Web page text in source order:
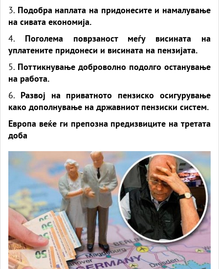
3. Подобра наплата на придонесите и намалување
на сивата економија.
4. Поголема поврзаност меѓу висината на
уплатените придонеси и висината на пензијата.
5. Поттикнување доброволно подолго останување
на работа.
6. Развој на приватното пензиско осигурување
како дополнување на државниот пензиски систем.
Европа веќе ги препозна предизвиците на третата
доба